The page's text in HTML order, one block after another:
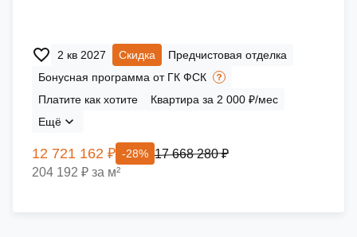
2 кв 2027 Скидка
Предчистовая отделка
Бонусная программа от ГК ФСК
Платите как хотите
Квартира за 2 000 ₽/мес
Ещё
12 721 162 ₽ -28% 17 668 280 ₽
204 192 ₽ за м²